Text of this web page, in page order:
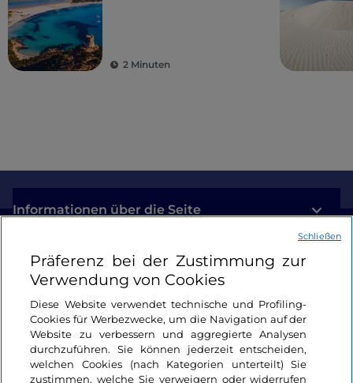
2 Minuten
Informationen über die Seite
Nützliche Links
Login
Bleiben wir in Kontakt
Präferenz bei der Zustimmung zur
Verwendung von Cookies
Diese Website verwendet technische und Profiling-
Cookies für Werbezwecke, um die Navigation auf der
Website zu verbessern und aggregierte Analysen
durchzuführen. Sie können jederzeit entscheiden,
welchen Cookies (nach Kategorien unterteilt) Sie
zustimmen, welche Sie verweigern oder widerrufen
Schließen